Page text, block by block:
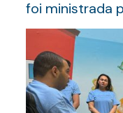
foi ministrada